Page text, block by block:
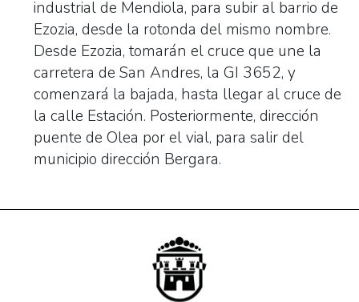
industrial de Mendiola, para subir al barrio de
Ezozia, desde la rotonda del mismo nombre.
Desde Ezozia, tomarán el cruce que une la
carretera de San Andres, la GI 3652, y
comenzará la bajada, hasta llegar al cruce de
la calle Estación. Posteriormente, dirección
puente de Olea por el vial, para salir del
municipio dirección Bergara.